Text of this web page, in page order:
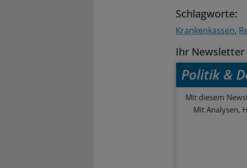
Schlagworte:
Krankenkassen
Ihr Newsletter
Politik &
Mit diesem
Mit Analysen,